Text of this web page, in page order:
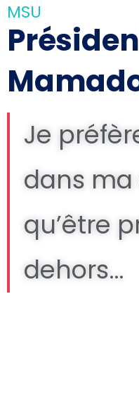
MSU
Je
dans
qu’être
dehors…